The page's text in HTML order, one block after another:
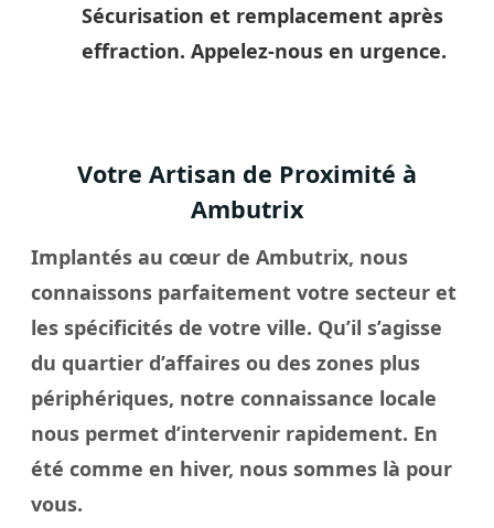
Sécurisation et remplacement après
effraction. Appelez-nous en urgence.
Votre Artisan de Proximité à
Ambutrix
Implantés au cœur de Ambutrix, nous
connaissons parfaitement votre secteur et
les spécificités de votre ville. Qu’il s’agisse
du quartier d’affaires ou des zones plus
périphériques, notre connaissance locale
nous permet d’intervenir rapidement. En
été comme en hiver, nous sommes là pour
vous.